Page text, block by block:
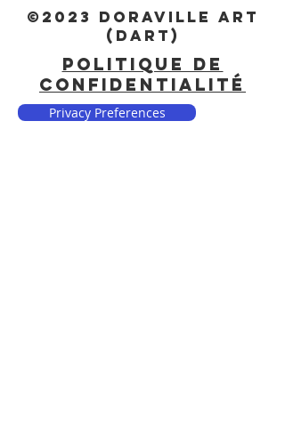
©2023 DORAVILLE ART
(DART)
POLITIQUE DE
CONFIDENTIALITÉ
Privacy Preferences